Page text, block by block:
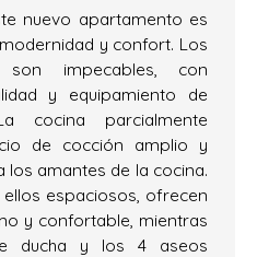
nuevo apartamento es
y confort. Los
son impecables, con
y equipamiento de
cocina parcialmente
de cocción amplio y
amantes de la cocina.
espaciosos, ofrecen
y confortable, mientras
ducha y los 4 aseos